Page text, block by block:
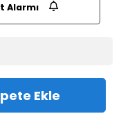
Alarmı
Ekle